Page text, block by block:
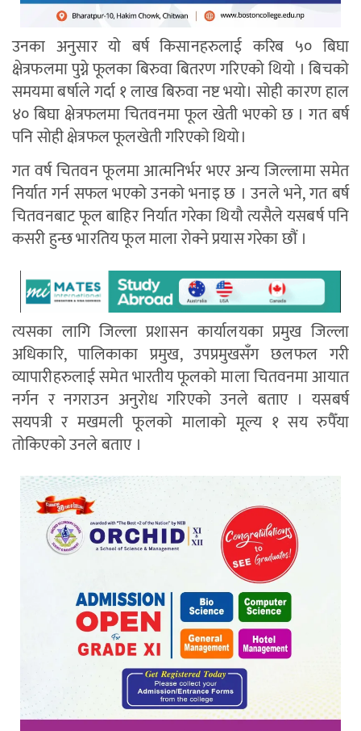
उनका अनुसार यो बर्ष किसानहरुलाई करिब ५० बिघा
क्षेत्रफलमा पुग्ने फूलका बिरुवा बितरण गरिएको थियो । बिचको
समयमा बर्षाले गर्दा १ लाख बिरुवा नष्ट भयो। सोही कारण हाल
४० बिघा क्षेत्रफलमा चितवनमा फूल खेती भएको छ । गत बर्ष
पनि सोही क्षेत्रफल फूलखेती गरिएको थियो।
गत वर्ष चितवन फूलमा आत्मनिर्भर भएर अन्य जिल्लामा समेत
निर्यात गर्न सफल भएको उनको भनाइ छ । उनले भने, गत बर्ष
चितवनबाट फूल बाहिर निर्यात गरेका थियौ त्यसैले यसबर्ष पनि
कसरी हुन्छ भारतिय फूल माला रोक्ने प्रयास गरेका छौं ।
त्यसका लागि जिल्ला प्रशासन कार्यालयका प्रमुख जिल्ला
अधिकारि, पालिकाका प्रमुख, उपप्रमुखसँग छलफल गरी
व्यापारीहरुलाई समेत भारतीय फूलको माला चितवनमा आयात
नर्गन र नगराउन अनुरोध गरिएको उनले बताए । यसबर्ष
सयपत्री र मखमली फूलको मालाको मूल्य १ सय रुपैँया
तोकिएको उनले बताए ।